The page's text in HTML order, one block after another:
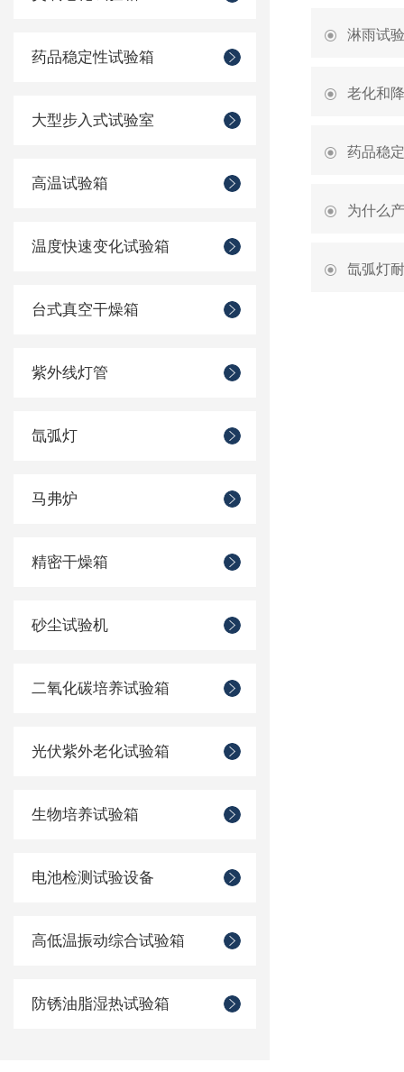
药品稳定性试验箱
大型步入式试验室
高温试验箱
温度快速变化试验箱
台式真空干燥箱
紫外线灯管
氙弧灯
马弗炉
精密干燥箱
砂尘试验机
二氧化碳培养试验箱
光伏紫外老化试验箱
生物培养试验箱
电池检测试验设备
高低温振动综合试验箱
防锈油脂湿热试验箱
淋雨试
老化和
药品稳
为什么
氙弧灯